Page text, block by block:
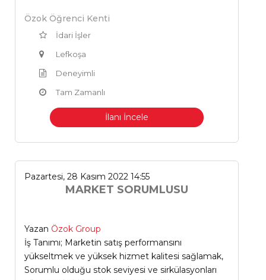
Özok Öğrenci Kenti
İdari İşler
Lefkoşa
Deneyimli
Tam Zamanlı
İlanı İncele
Pazartesi, 28 Kasım 2022 14:55
MARKET SORUMLUSU
Yazan Özok Group
İş Tanımı; Marketin satış performansını
yükseltmek ve yüksek hizmet kalitesi sağlamak,
Sorumlu olduğu stok seviyesi ve sirkülasyonları